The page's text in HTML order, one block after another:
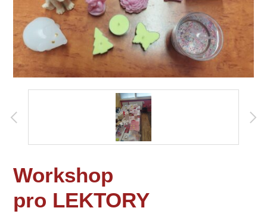
Workshop
pro LEKTORY